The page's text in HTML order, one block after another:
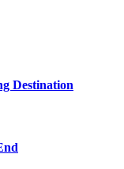
Destination